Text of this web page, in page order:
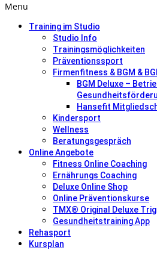
Menu
Training im Studio
Studio Info
Trainingsmöglichkeiten
Präventionssport
Firmenfitness & BGM &
BGM Deluxe –
Hansefit
Kindersport
Wellness
Beratungsgespräch
Online Angebote
Fitness Online Coaching
Ernährungs Coaching
Deluxe Online Shop
Online Präventionskurse
TMX® Original Deluxe
Gesundheitstraining App
Rehasport
Kursplan